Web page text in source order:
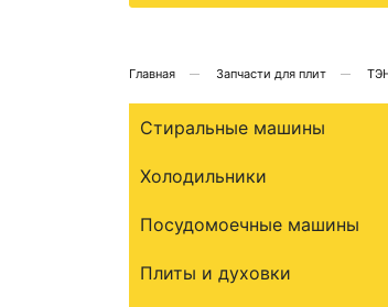
Главная Запчасти для плит
Стиральные машины
Холодильники
Посудомоечные машины
Плиты и духовки